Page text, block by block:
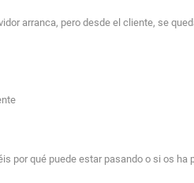
arranca, pero desde el cliente, se
por qué puede estar pasando o si os ha